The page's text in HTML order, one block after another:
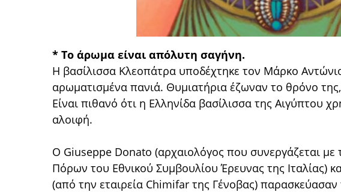
* Το άρωμα είναι απόλυτη σαγήνη.
Η βασίλισσα Κλεοπάτρα υποδέχτηκε τον Μάρκο
αρωματισμένα πανιά. Θυμιατήρια έζωναν το θρόνο
Είναι πιθανό ότι η Ελληνίδα βασίλισσα της Αιγύπτου
αλοιφή.
Ο Giuseppe Donato (αρχαιολόγος που συνεργάζεται με
Πόρων του Εθνικού Συμβουλίου Έρευνας της Ιταλίας)
(από την εταιρεία Chimifar της Γένοβας)